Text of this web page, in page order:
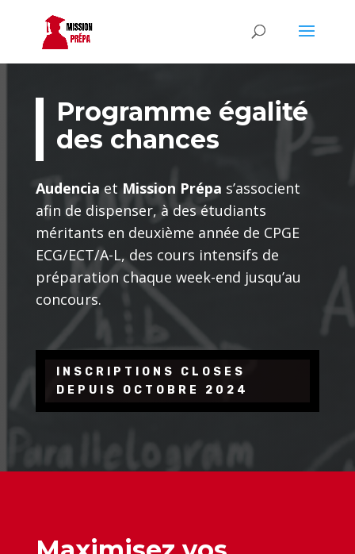
Programme égalité
des chances
Audencia et Mission Prépa s’associent
afin de dispenser, à des étudiants
méritants en deuxième année de CPGE
ECG/ECT/A-L, des cours intensifs de
préparation chaque week-end jusqu’au
concours.
INSCRIPTIONS CLOSES
DEPUIS OCTOBRE 2024